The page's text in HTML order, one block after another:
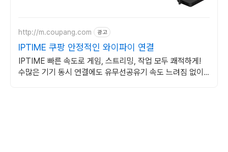
http://m.coupang.com 광고
IPTIME 쿠팡 안정적인 와이파이 연결
IPTIME 빠른 속도로 게임, 스트리밍, 작업 모두 쾌적하게!
수많은 기기 동시 연결에도 유무선공유기 속도 느려짐 없이